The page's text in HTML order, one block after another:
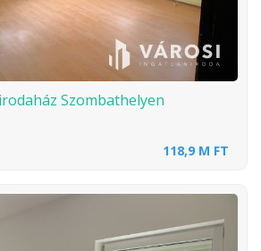
Szombathelyen
118,9 M FT